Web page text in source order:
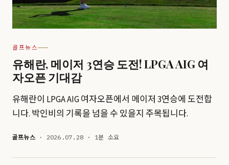
골프뉴스
유해란, 메이저 3연승 도전! LPGA AIG 여
자오픈 기대감
유해란이 LPGA AIG 여자오픈에서 메이저 3연승에 도전합
니다. 박인비의 기록을 넘을 수 있을지 주목됩니다.
골프뉴스· 2026.07.28 · 1분 소요